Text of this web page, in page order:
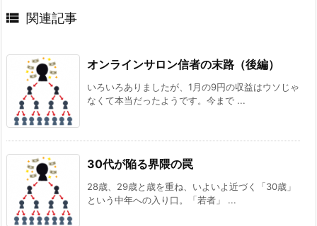
 関連記事
オンラインサロン信者の末路（後編）
いろいろありましたが、1月の9円の収益はウソじゃ
なくて本当だったようです。今まで ...
30代が陥る界隈の罠
28歳、29歳と歳を重ね、いよいよ近づく「30歳」
という中年への入り口。「若者」 ...